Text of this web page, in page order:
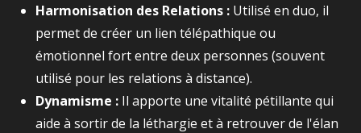
Harmonisation des Relations : Utilisé en duo, il
permet de créer un lien télépathique ou
émotionnel fort entre deux personnes (souvent
utilisé pour les relations à distance).
Dynamisme : Il apporte une vitalité pétillante qui
aide à sortir de la léthargie et à retrouver de l'élan